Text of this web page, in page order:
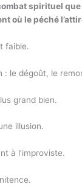
spirituel que
où le péché
faible.
: le dégoût, le
grand bien.
illusion.
à l’improviste.